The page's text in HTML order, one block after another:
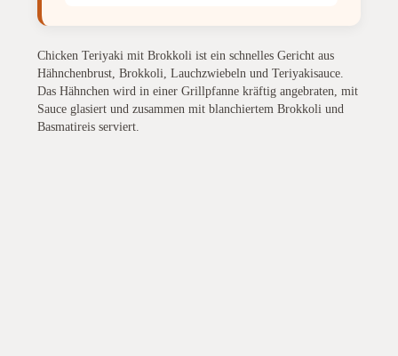
Chicken Teriyaki mit Brokkoli ist ein schnelles Gericht aus
Hähnchenbrust, Brokkoli, Lauchzwiebeln und Teriyakisauce.
Das Hähnchen wird in einer Grillpfanne kräftig angebraten, mit
Sauce glasiert und zusammen mit blanchiertem Brokkoli und
Basmatireis serviert.